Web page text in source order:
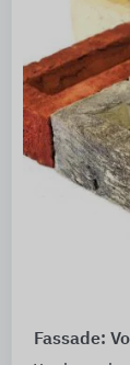
Fassade: